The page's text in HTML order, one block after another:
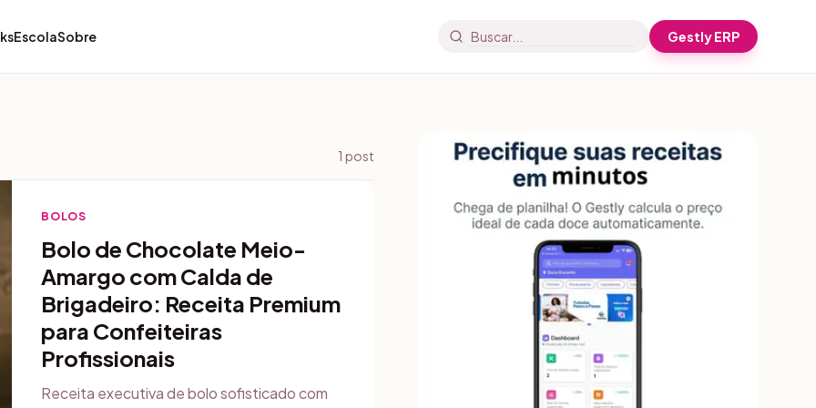
EscolaSobre Buscar artigos e receitas Gestly ERP
1 post
BOLOS
Bolo de Chocolate Meio-
Amargo com Calda de
Brigadeiro: Receita Premium
para Confeiteiras
Profissionais
Receita executiva de bolo sofisticado com